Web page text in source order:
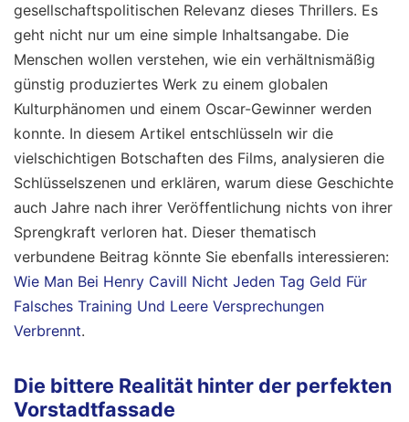
gesellschaftspolitischen Relevanz dieses Thrillers. Es
geht nicht nur um eine simple Inhaltsangabe. Die
Menschen wollen verstehen, wie ein verhältnismäßig
günstig produziertes Werk zu einem globalen
Kulturphänomen und einem Oscar-Gewinner werden
konnte. In diesem Artikel entschlüsseln wir die
vielschichtigen Botschaften des Films, analysieren die
Schlüsselszenen und erklären, warum diese Geschichte
auch Jahre nach ihrer Veröffentlichung nichts von ihrer
Sprengkraft verloren hat. Dieser thematisch
verbundene Beitrag könnte Sie ebenfalls interessieren:
Wie Man Bei Henry Cavill Nicht Jeden Tag Geld Für
Falsches Training Und Leere Versprechungen
Verbrennt.
Die bittere Realität hinter der perfekten
Vorstadtfassade